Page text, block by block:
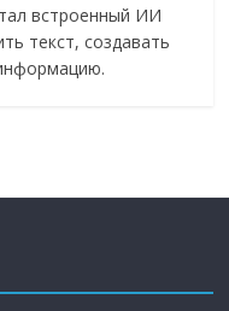
встроенный ИИ
текст, создавать